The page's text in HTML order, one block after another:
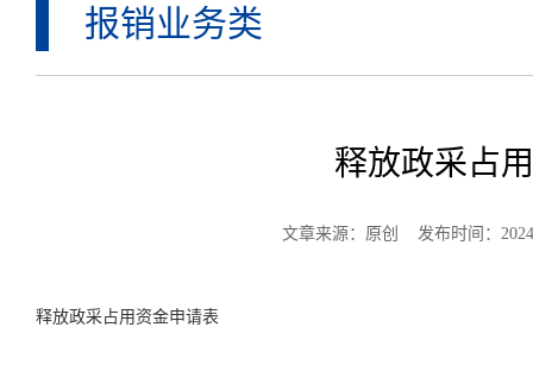
报销业务类
释放政采占
文章来源：原创 发布时间：
释放政采占用资金申请表